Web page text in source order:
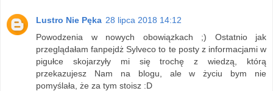
Lustro Nie Pęka 28 lipca 2018 14:12
Powodzenia w nowych obowiązkach ;) Ostatnio jak
przeglądałam fanpejdż Sylveco to te posty z informacjami w
pigułce skojarzyły mi się trochę z wiedzą, którą
przekazujesz Nam na blogu, ale w życiu bym nie
pomyślała, że za tym stoisz :D